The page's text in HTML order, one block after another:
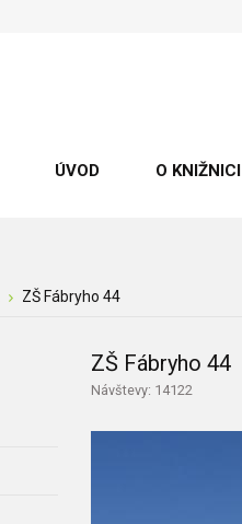
ÚVOD O KNIŽNICI
ZŠ Fábryho 44
ZŠ Fábryho 44
Návštevy: 14122